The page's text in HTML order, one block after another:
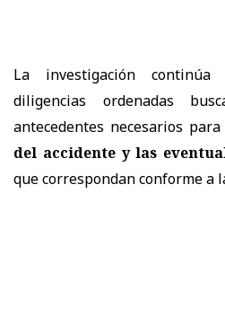
La investigación
diligencias ordenadas
antecedentes necesarios para
del accidente y las
que correspondan conforme a